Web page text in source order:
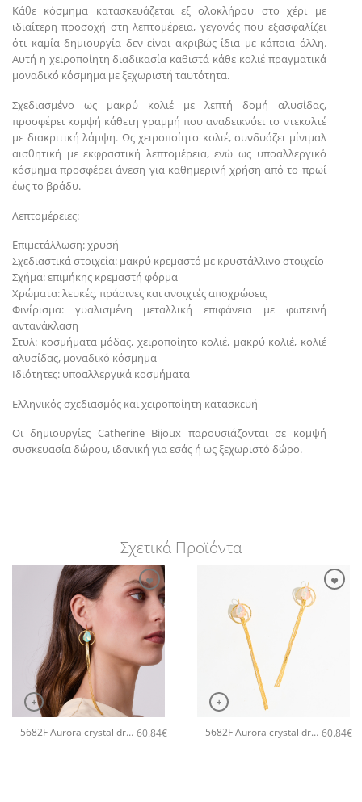
Κάθε κόσμημα κατασκευάζεται εξ ολοκλήρου στο χέρι με
ιδιαίτερη προσοχή στη λεπτομέρεια, γεγονός που εξασφαλίζει
ότι καμία δημιουργία δεν είναι ακριβώς ίδια με κάποια άλλη.
Αυτή η χειροποίητη διαδικασία καθιστά κάθε κολιέ πραγματικά
μοναδικό κόσμημα με ξεχωριστή ταυτότητα.
Σχεδιασμένο ως μακρύ κολιέ με λεπτή δομή αλυσίδας,
προσφέρει κομψή κάθετη γραμμή που αναδεικνύει το ντεκολτέ
με διακριτική λάμψη. Ως χειροποίητο κολιέ, συνδυάζει μίνιμαλ
αισθητική με εκφραστική λεπτομέρεια, ενώ ως υποαλλεργικό
κόσμημα προσφέρει άνεση για καθημερινή χρήση από το πρωί
έως το βράδυ.
Λεπτομέρειες:
Επιμετάλλωση: χρυσή
Σχεδιαστικά στοιχεία: μακρύ κρεμαστό με κρυστάλλινο στοιχείο
Σχήμα: επιμήκης κρεμαστή φόρμα
Χρώματα: λευκές, πράσινες και ανοιχτές αποχρώσεις
Φινίρισμα: γυαλισμένη μεταλλική επιφάνεια με φωτεινή
αντανάκλαση
Στυλ: κοσμήματα μόδας, χειροποίητο κολιέ, μακρύ κολιέ, κολιέ
αλυσίδας, μοναδικό κόσμημα
Ιδιότητες: υποαλλεργικά κοσμήματα
Ελληνικός σχεδιασμός και χειροποίητη κατασκευή
Οι δημιουργίες Catherine Bijoux παρουσιάζονται σε κομψή
συσκευασία δώρου, ιδανική για εσάς ή ως ξεχωριστό δώρο.
Σχετικά Προϊόντα
+
5682F Aurora crystal drop long χειροποίητα σκουλαρίκια Catherine bijoux Πράσινο 60.84€
+
5682F Aurora crystal drop long χειροποίητα σκουλαρίκια Catherine bijoux Σομόν 60.84€